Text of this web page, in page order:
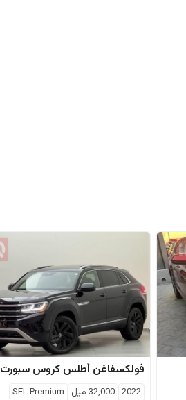
فولكسفاغن أطلس كروس سبورت
2022
32,000 ميل SEL Premium